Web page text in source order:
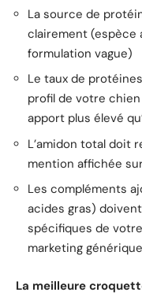
La source de
clairement (espèce
formulation vague)
Le taux de
profil de votre chien
apport plus élevé
L’amidon total doit
mention affichée sur
Les compléments
acides gras)
spécifiques de
marketing générique
La meilleure